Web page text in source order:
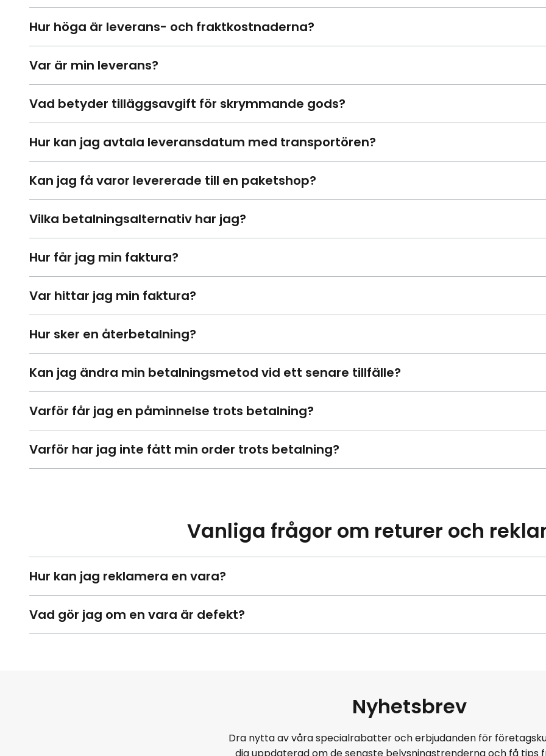
Hur höga är leverans- och fraktkostnaderna?
Var är min leverans?
Vad betyder tilläggsavgift för skrymmande gods?
Hur kan jag avtala leveransdatum med transportören?
Kan jag få varor levererade till en paketshop?
Vilka betalningsalternativ har jag?
Hur får jag min faktura?
Var hittar jag min faktura?
Hur sker en återbetalning?
Kan jag ändra min betalningsmetod vid ett senare tillfälle?
Varför får jag en påminnelse trots betalning?
Varför har jag inte fått min order trots betalning?
Vanliga frågor om returer och
Hur kan jag reklamera en vara?
Vad gör jag om en vara är defekt?
Nyhetsbrev
Dra nytta av våra specialrabatter och erbjudanden för